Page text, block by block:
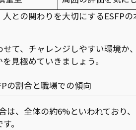
との関わりを大切にするESFPの
せて、チャレンジしやすい環境か
見極めていきましょう。
の割合と職場での傾向
は、全体の約6%といわれており
。